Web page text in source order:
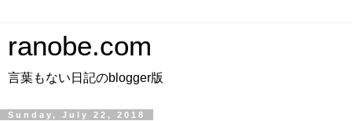
ranobe.com
言葉もない日記のblogger版
Sunday, July 22, 2018